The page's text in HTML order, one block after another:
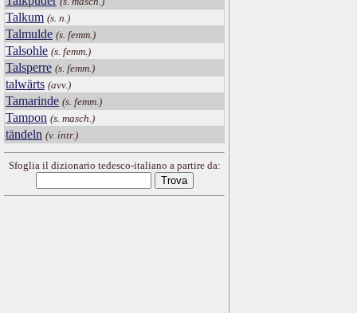
Talkum (s. n.)
Talmulde (s. femm.)
Talsohle (s. femm.)
Talsperre (s. femm.)
talwärts (avv.)
Tamarinde (s. femm.)
Tampon (s. masch.)
tändeln (v. intr.)
Sfoglia il dizionario tedesco-italiano a partire da: